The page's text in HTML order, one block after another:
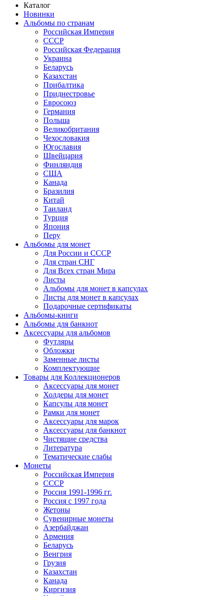
Каталог
Новинки
Альбомы по странам
Российская Империя
СССР
Российская Федерация
Украина
Беларусь
Казахстан
Прибалтика
Приднестровье
Евросоюз
Германия
Польша
Великобритания
Чехословакия
Югославия
Швейцария
Финляндия
США
Канада
Бразилия
Китай
Таиланд
Турция
Япония
Перу
Альбомы для монет
Для России и СССР
Для стран СНГ
Для Всех стран Мира
Листы
Альбомы для монет в капсулах
Листы для монет в капсулах
Подарочные сертификаты
Альбомы-книги
Альбомы для банкнот
Аксессуары для альбомов
Футляры
Обложки
Заменные листы
Комплектующие
Товары для Коллекционеров
Аксессуары для монет
Холдеры для монет
Капсулы для монет
Рамки для монет
Аксессуары для марок
Аксессуары для банкнот
Чистящие средства
Литература
Тематические слабы
Монеты
Российская Империя
СССР
Россия 1991-1996 гг.
Россия с 1997 года
Жетоны
Сувенирные монеты
Азербайджан
Армения
Беларусь
Венгрия
Грузия
Казахстан
Канада
Киргизия